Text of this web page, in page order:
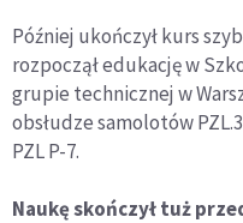
Później ukończył kurs
rozpoczął edukację w
grupie technicznej w
obsłudze samolotów
PZL P-7.
Naukę skończył tuż